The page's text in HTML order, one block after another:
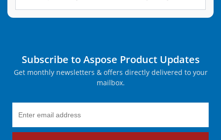
Subscribe to Aspose Product Updates
Get monthly newsletters & offers directly delivered to your
mailbox.